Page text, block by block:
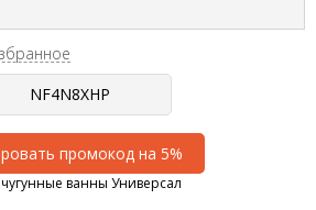
промокод на 5%
ванны Универсал